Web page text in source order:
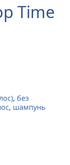
Time
,без
, шампунь